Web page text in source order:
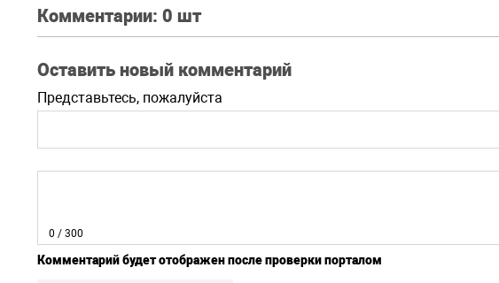
Комментарии: 0 шт
Оставить новый комментарий
Представьтесь, пожалуйста
0 / 300
Комментарий будет отображен после проверки порталом